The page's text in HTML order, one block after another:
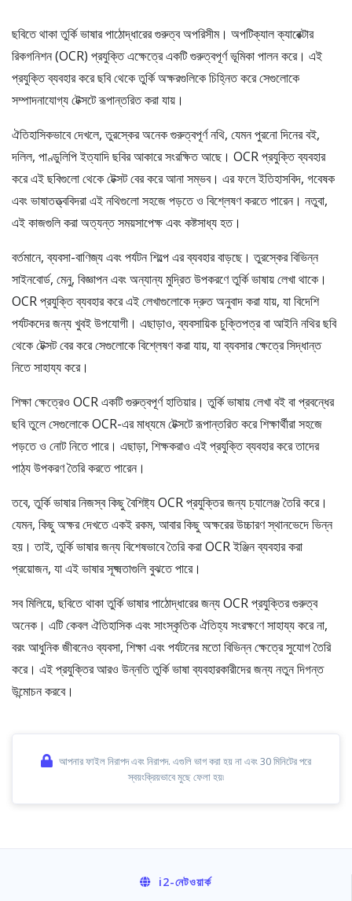
ছবিতে থাকা তুর্কি ভাষার পাঠোদ্ধারের গুরুত্ব অপরিসীম। অপটিক্যাল ক্যারেক্টার
রিকগনিশন (OCR) প্রযুক্তি এক্ষেত্রে একটি গুরুত্বপূর্ণ ভূমিকা পালন করে। এই
প্রযুক্তি ব্যবহার করে ছবি থেকে তুর্কি অক্ষরগুলিকে চিহ্নিত করে সেগুলোকে
সম্পাদনাযোগ্য টেক্সটে রূপান্তরিত করা যায়।
ঐতিহাসিকভাবে দেখলে, তুরস্কের অনেক গুরুত্বপূর্ণ নথি, যেমন পুরনো দিনের বই,
দলিল, পাণ্ডুলিপি ইত্যাদি ছবির আকারে সংরক্ষিত আছে। OCR প্রযুক্তি ব্যবহার
করে এই ছবিগুলো থেকে টেক্সট বের করে আনা সম্ভব। এর ফলে ইতিহাসবিদ, গবেষক
এবং ভাষাতত্ত্ববিদরা এই নথিগুলো সহজে পড়তে ও বিশ্লেষণ করতে পারেন। নতুবা,
এই কাজগুলি করা অত্যন্ত সময়সাপেক্ষ এবং কষ্টসাধ্য হত।
বর্তমানে, ব্যবসা-বাণিজ্য এবং পর্যটন শিল্পে এর ব্যবহার বাড়ছে। তুরস্কের বিভিন্ন
সাইনবোর্ড, মেনু, বিজ্ঞাপন এবং অন্যান্য মুদ্রিত উপকরণে তুর্কি ভাষায় লেখা থাকে।
OCR প্রযুক্তি ব্যবহার করে এই লেখাগুলোকে দ্রুত অনুবাদ করা যায়, যা বিদেশি
পর্যটকদের জন্য খুবই উপযোগী। এছাড়াও, ব্যবসায়িক চুক্তিপত্র বা আইনি নথির ছবি
থেকে টেক্সট বের করে সেগুলোকে বিশ্লেষণ করা যায়, যা ব্যবসার ক্ষেত্রে সিদ্ধান্ত
নিতে সাহায্য করে।
শিক্ষা ক্ষেত্রেও OCR একটি গুরুত্বপূর্ণ হাতিয়ার। তুর্কি ভাষায় লেখা বই বা প্রবন্ধের
ছবি তুলে সেগুলোকে OCR-এর মাধ্যমে টেক্সটে রূপান্তরিত করে শিক্ষার্থীরা সহজে
পড়তে ও নোট নিতে পারে। এছাড়া, শিক্ষকরাও এই প্রযুক্তি ব্যবহার করে তাদের
পাঠ্য উপকরণ তৈরি করতে পারেন।
তবে, তুর্কি ভাষার নিজস্ব কিছু বৈশিষ্ট্য OCR প্রযুক্তির জন্য চ্যালেঞ্জ তৈরি করে।
যেমন, কিছু অক্ষর দেখতে একই রকম, আবার কিছু অক্ষরের উচ্চারণ স্থানভেদে ভিন্ন
হয়। তাই, তুর্কি ভাষার জন্য বিশেষভাবে তৈরি করা OCR ইঞ্জিন ব্যবহার করা
প্রয়োজন, যা এই ভাষার সূক্ষ্মতাগুলি বুঝতে পারে।
সব মিলিয়ে, ছবিতে থাকা তুর্কি ভাষার পাঠোদ্ধারের জন্য OCR প্রযুক্তির গুরুত্ব
অনেক। এটি কেবল ঐতিহাসিক এবং সাংস্কৃতিক ঐতিহ্য সংরক্ষণে সাহায্য করে না,
বরং আধুনিক জীবনেও ব্যবসা, শিক্ষা এবং পর্যটনের মতো বিভিন্ন ক্ষেত্রে সুযোগ তৈরি
করে। এই প্রযুক্তির আরও উন্নতি তুর্কি ভাষা ব্যবহারকারীদের জন্য নতুন দিগন্ত
উন্মোচন করবে।
আপনার ফাইল নিরাপদ এবং নিরাপদ. এগুলি ভাগ করা হয় না এবং 30 মিনিটের পরে
স্বয়ংক্রিয়ভাবে মুছে ফেলা হয়৷
i2-নেটওয়ার্ক